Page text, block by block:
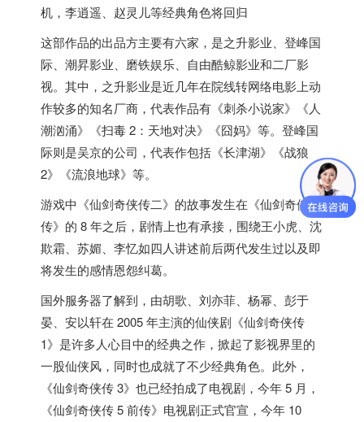
这部作品的出品方主要有六家，是之升影业、登峰国
际、潮昇影业、磨铁娱乐、自由酷鲸影业和二厂影
视。其中，之升影业是近几年在院线转网络电影上动
作较多的知名厂商，代表作品有《刺杀小说家》《人
潮汹涌》《扫毒 2：天地对决》《囧妈》等。 登峰国
际则是吴京的公司，代表作包括《长津湖》《战狼
2》《流浪地球》等。
游戏中《仙剑奇侠传二》的故事发生在《仙剑奇侠
传》的 8 年之后，剧情上也有承接，围绕王小虎、沈
欺霜、苏媚、李忆如四人讲述前后两代发生过以及即
将发生的感情恩怨纠葛。
国外服务器了解到，由胡歌、刘亦菲、杨幂、彭于
晏、安以轩在 2005 年主演的仙侠剧《仙剑奇侠传
1》是许多人心目中的经典之作，掀起了影视界里的
一股仙侠风，同时也成就了不少经典角色。此外，
《仙剑奇侠传 3》也已经拍成了电视剧，今年 5 月，
《仙剑奇侠传 5 前传》电视剧正式官宣，今年 10